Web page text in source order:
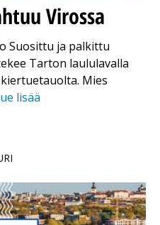
Virossa
Suosittu ja palkittu
Tarton laululavalla
Mies
lisää